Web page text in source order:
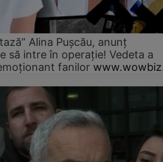
Alina Pușcău, anunț
să intre în operație! Vedeta a
fanilor